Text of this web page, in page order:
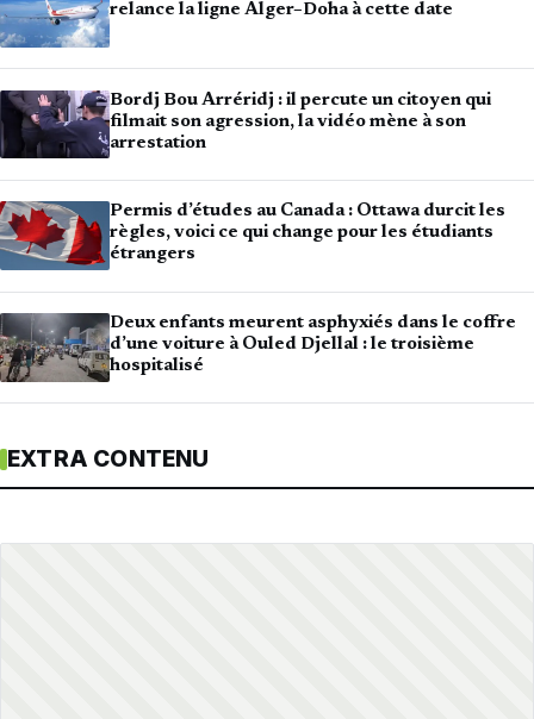
relance la ligne Alger–Doha à cette date
Bordj Bou Arréridj : il percute un citoyen qui
filmait son agression, la vidéo mène à son
arrestation
Permis d’études au Canada : Ottawa durcit les
règles, voici ce qui change pour les étudiants
étrangers
Deux enfants meurent asphyxiés dans le coffre
d’une voiture à Ouled Djellal : le troisième
hospitalisé
EXTRA CONTENU